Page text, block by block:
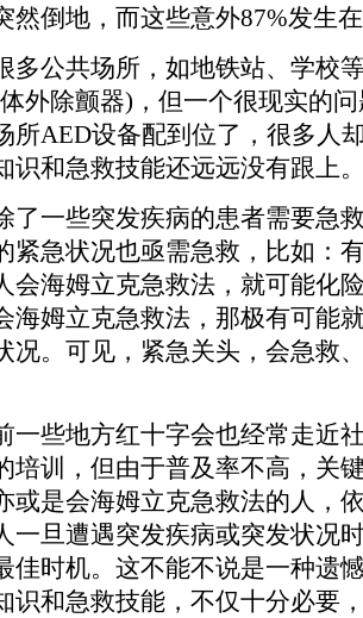
然倒地，而这些意外87%发生
公共场所，如地铁站、学校
外除颤器)，但一个很现实的
所AED设备配到位了，很多人
识和急救技能还远远没有跟上
一些突发疾病的患者需要急
紧急状况也亟需急救，比如：
会海姆立克急救法，就可能化
海姆立克急救法，那极有可能
况。可见，紧急关头，会急救
些地方红十字会也经常走近
培训，但由于普及率不高，关
或是会海姆立克急救法的人，
一旦遭遇突发疾病或突发状况
佳时机。这不能不说是一种遗
识和急救技能，不仅十分必要